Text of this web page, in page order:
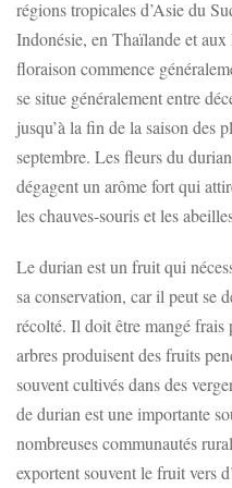
régions tropicales d’Asie du
Indonésie, en Thaïlande et
floraison commence
se situe généralement entre
jusqu’à la fin de la saison des
septembre. Les fleurs du
dégagent un arôme fort qui
les chauves-souris et les
Le durian est un fruit qui
sa conservation, car il peut se
récolté. Il doit être mangé
arbres produisent des fruits
souvent cultivés dans des
de durian est une importante
nombreuses communautés
exportent souvent le fruit vers